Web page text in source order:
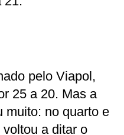
pelo Viapol,
25 a 20. Mas a
muito: no quarto e
a ditar o